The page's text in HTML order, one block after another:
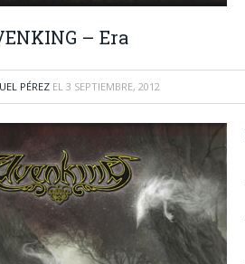
– Era
PÉREZ EL 3 SEPTIEMBRE, 2012